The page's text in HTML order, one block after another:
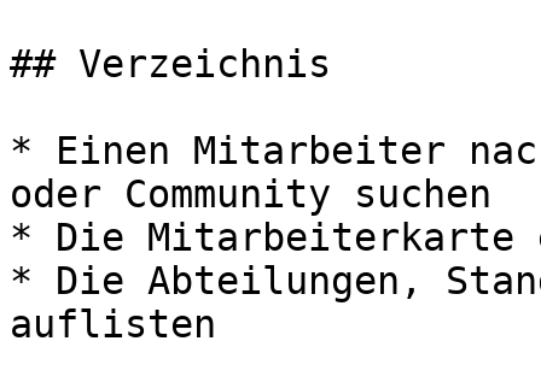
## Verzeichnis
* Einen Mitarbeiter
oder Community suchen
* Die Mitarbeiterkarte
* Die Abteilungen,
auflisten